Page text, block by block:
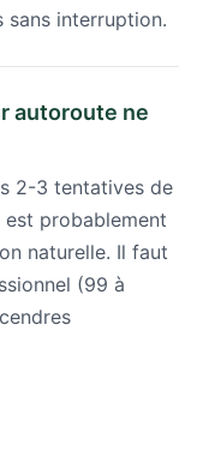
interruption.
autoroute ne
2-3 tentatives de
est probablement
naturelle. Il faut
(99 à